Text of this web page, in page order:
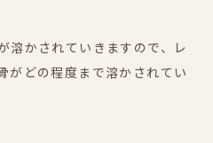
溶かされていきますので、レ
がどの程度まで溶かされてい